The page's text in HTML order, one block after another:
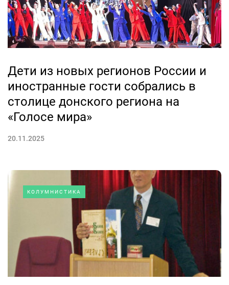
Дети из новых регионов России и
иностранные гости собрались в
столице донского региона на
«Голосе мира»
20.11.2025
КОЛУМНИСТИКА